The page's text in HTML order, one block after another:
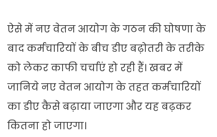
ऐसे में नए वेतन आयोग के गठन की घोषणा के
बाद कर्मचारियों के बीच डीए बढ़ोतरी के तरीके
को लेकर काफी चर्चाएं हो रही हैं। खबर में
जानिये नए वेतन आयोग के तहत कर्मचारियों
का डीए कैसे बढ़ाया जाएगा और यह बढ़कर
कितना हो जाएगा।